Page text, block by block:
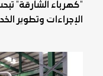
"كهرباء الشارقة"
الإجراءات وتطوير